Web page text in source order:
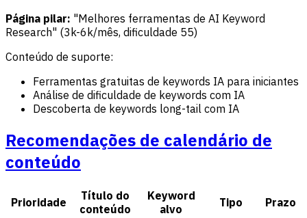
Página pilar: "Melhores ferramentas de AI Keyword
Research" (3k-6k/mês, dificuldade 55)
Conteúdo de suporte:
Ferramentas gratuitas de keywords IA para iniciantes
Análise de dificuldade de keywords com IA
Descoberta de keywords long-tail com IA
Recomendações de calendário de
conteúdo
Prioridade
Título do
conteúdo
Keyword
alvo
Tipo Prazo